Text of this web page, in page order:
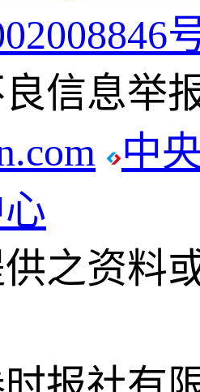
信息举
中
之资料